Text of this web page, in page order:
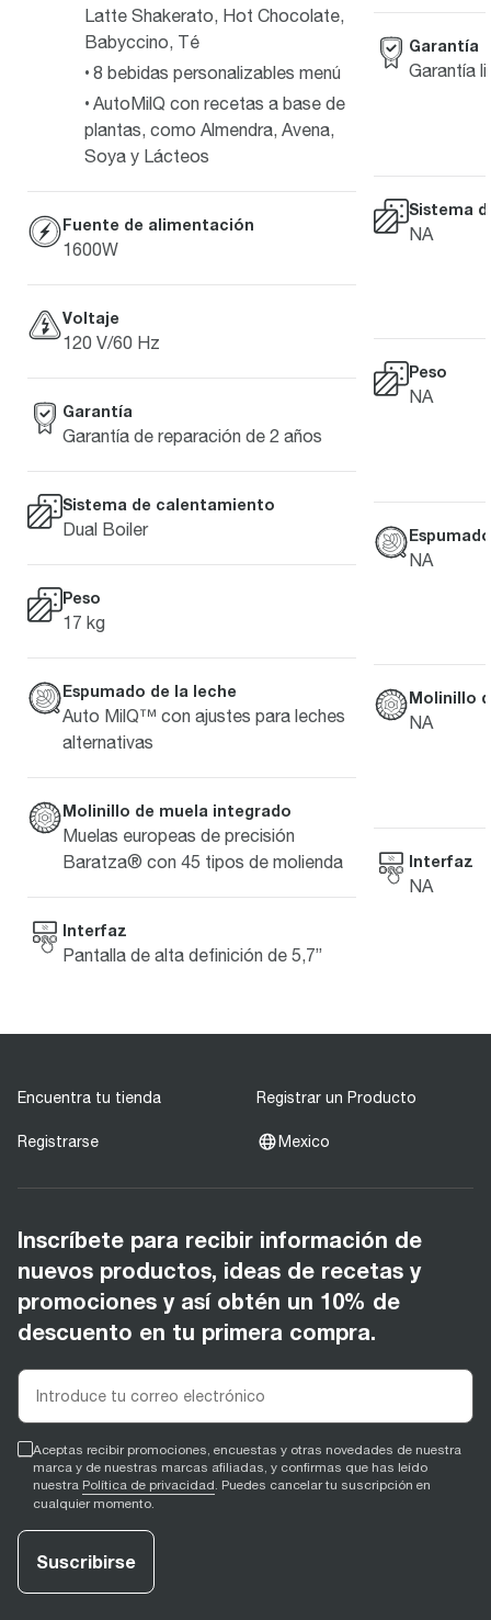
Latte Shakerato, Hot Chocolate,
Babyccino, Té
8 bebidas personalizables menú
AutoMilQ con recetas a base de
plantas, como Almendra, Avena,
Soya y Lácteos
Fuente de alimentación
1600W
Voltaje
120 V/60 Hz
Garantía
Garantía de reparación de 2 años
Sistema de calentamiento
Dual Boiler
Peso
17 kg
Espumado de la leche
Auto MilQ™ con ajustes para leches
alternativas
Molinillo de muela integrado
Muelas europeas de precisión
Baratza® con 45 tipos de molienda
Interfaz
Pantalla de alta definición de 5,7”
Garantía
Garantía
Sistema
NA
Peso
NA
NA
Molinillo
NA
Interfaz
NA
Encuentra tu tienda Registrar un Producto
Registrarse Mexico
Inscríbete para recibir información de
nuevos productos, ideas de recetas y
promociones y así obtén un 10% de
descuento en tu primera compra.
Aceptas recibir promociones, encuestas y otras novedades de nuestra
marca y de nuestras marcas afiliadas, y confirmas que has leído
nuestra Política de privacidad. Puedes cancelar tu suscripción en
cualquier momento.
Suscribirse